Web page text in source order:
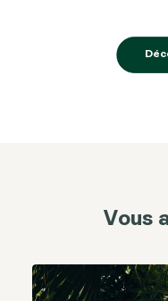
Vous